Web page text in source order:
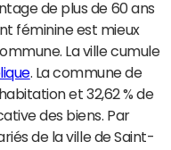
de plus de 60 ans
féminine est mieux
La ville cumule
. La commune de
et 32,62 % de
des biens. Par
de la ville de Saint-